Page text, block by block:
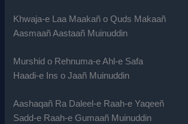
Khwaja-e Laa Maakañ o Quds Makaañ
Aasmaañ Aastaañ Muinuddin
Murshid o Rehnuma-e Ahl-e Safa
Haadi-e Ins o Jaañ Muinuddin
Aashaqañ Ra Daleel-e Raah-e Yaqeeñ
Sadd-e Raah-e Gumaañ Muinuddin